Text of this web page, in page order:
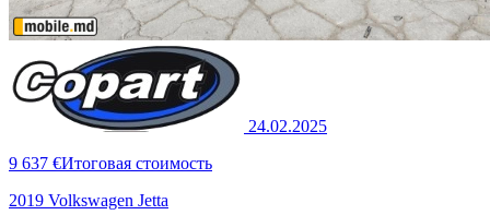
24.02.2025
9 637 €Итоговая стоимость
2019 Volkswagen Jetta